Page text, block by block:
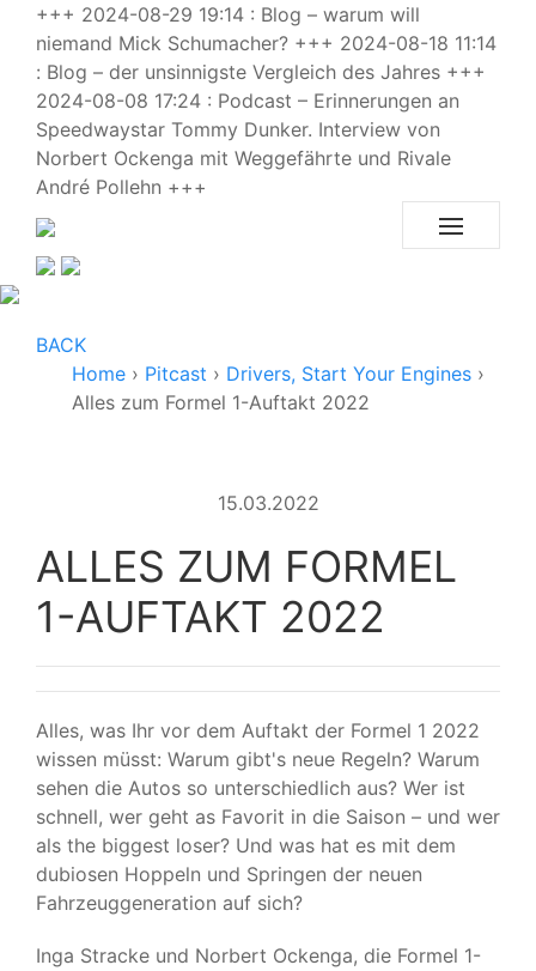
+++ 2024-08-29 19:14 : Blog – warum will
niemand Mick Schumacher? +++ 2024-08-18 11:14
: Blog – der unsinnigste Vergleich des Jahres +++
2024-08-08 17:24 : Podcast – Erinnerungen an
Speedwaystar Tommy Dunker. Interview von
Norbert Ockenga mit Weggefährte und Rivale
André Pollehn +++
BACK
Home › Pitcast › Drivers, Start Your Engines ›
Alles zum Formel 1-Auftakt 2022
15.03.2022
ALLES ZUM FORMEL
1-AUFTAKT 2022
Alles, was Ihr vor dem Auftakt der Formel 1 2022
wissen müsst: Warum gibt's neue Regeln? Warum
sehen die Autos so unterschiedlich aus? Wer ist
schnell, wer geht as Favorit in die Saison – und wer
als the biggest loser? Und was hat es mit dem
dubiosen Hoppeln und Springen der neuen
Fahrzeuggeneration auf sich?
Inga Stracke und Norbert Ockenga, die Formel 1-